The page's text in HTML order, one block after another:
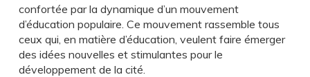
confortée par la dynamique d’un mouvement
d’éducation populaire. Ce mouvement rassemble tous
ceux qui, en matière d’éducation, veulent faire émerger
des idées nouvelles et stimulantes pour le
développement de la cité.